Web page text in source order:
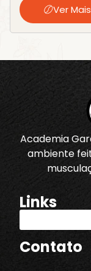
Ver
Academia
ambiente
Links
Contato